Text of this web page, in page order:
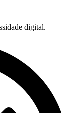
digital.